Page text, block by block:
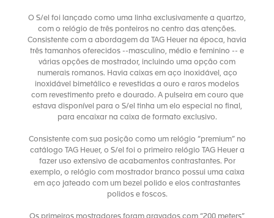
O S/el foi lançado como uma linha exclusivamente a quartzo,
com o relógio de três ponteiros no centro das atenções.
Consistente com a abordagem da TAG Heuer na época, havia
três tamanhos oferecidos --masculino, médio e feminino -- e
várias opções de mostrador, incluindo uma opção com
numerais romanos. Havia caixas em aço inoxidável, aço
inoxidável bimetálico e revestidas a ouro e raros modelos
com revestimento preto e dourado. A pulseira em couro que
estava disponível para o S/el tinha um elo especial no final,
para encaixar na caixa de formato exclusivo.
Consistente com sua posição como um relógio “premium” no
catálogo TAG Heuer, o S/el foi o primeiro relógio TAG Heuer a
fazer uso extensivo de acabamentos contrastantes. Por
exemplo, o relógio com mostrador branco possui uma caixa
em aço jateado com um bezel polido e elos contrastantes
polidos e foscos.